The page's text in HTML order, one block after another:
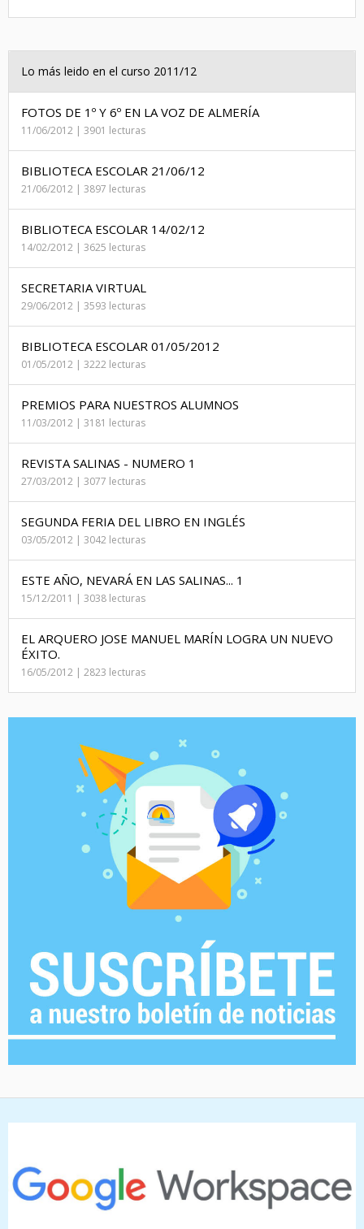
Lo más leido en el curso 2011/12
FOTOS DE 1º Y 6º EN LA VOZ DE ALMERÍA
11/06/2012 | 3901 lecturas
BIBLIOTECA ESCOLAR 21/06/12
21/06/2012 | 3897 lecturas
BIBLIOTECA ESCOLAR 14/02/12
14/02/2012 | 3625 lecturas
SECRETARIA VIRTUAL
29/06/2012 | 3593 lecturas
BIBLIOTECA ESCOLAR 01/05/2012
01/05/2012 | 3222 lecturas
PREMIOS PARA NUESTROS ALUMNOS
11/03/2012 | 3181 lecturas
REVISTA SALINAS - NUMERO 1
27/03/2012 | 3077 lecturas
SEGUNDA FERIA DEL LIBRO EN INGLÉS
03/05/2012 | 3042 lecturas
ESTE AÑO, NEVARÁ EN LAS SALINAS... 1
15/12/2011 | 3038 lecturas
EL ARQUERO JOSE MANUEL MARÍN LOGRA UN NUEVO
ÉXITO.
16/05/2012 | 2823 lecturas